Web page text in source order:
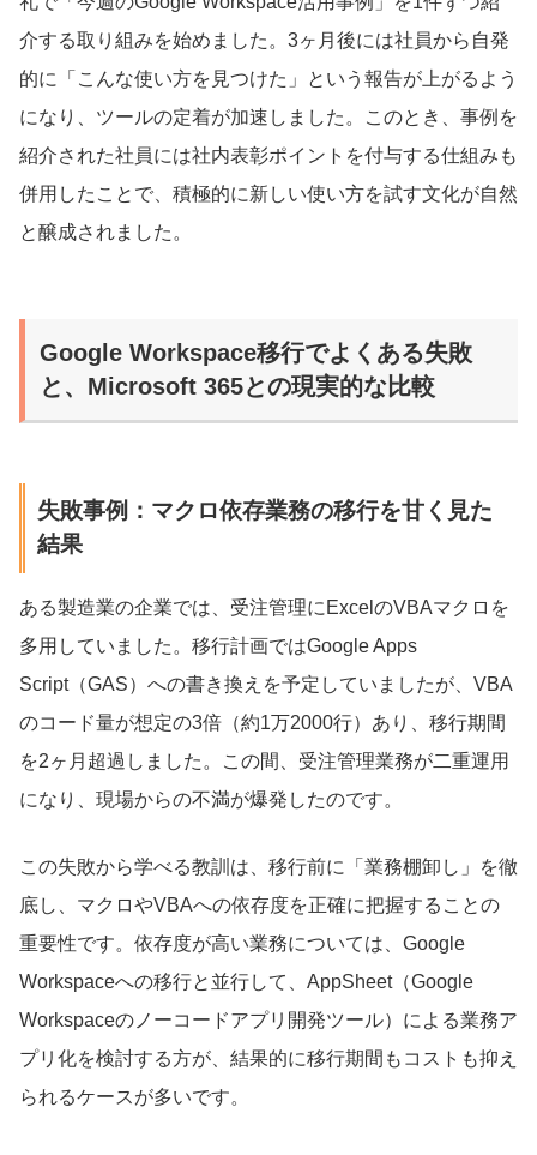
介する取り組みを始めました。3ヶ月後には社員から自発
的に「こんな使い方を見つけた」という報告が上がるよう
になり、ツールの定着が加速しました。このとき、事例を
紹介された社員には社内表彰ポイントを付与する仕組みも
併用したことで、積極的に新しい使い方を試す文化が自然
と醸成されました。
Google Workspace移行でよくある失敗
と、Microsoft 365との現実的な比較
失敗事例：マクロ依存業務の移行を甘く見た
結果
ある製造業の企業では、受注管理にExcelのVBAマクロを
多用していました。移行計画ではGoogle Apps
Script（GAS）への書き換えを予定していましたが、VBA
のコード量が想定の3倍（約1万2000行）あり、移行期間
を2ヶ月超過しました。この間、受注管理業務が二重運用
になり、現場からの不満が爆発したのです。
この失敗から学べる教訓は、移行前に「業務棚卸し」を徹
底し、マクロやVBAへの依存度を正確に把握することの
重要性です。依存度が高い業務については、Google
Workspaceへの移行と並行して、AppSheet（Google
Workspaceのノーコードアプリ開発ツール）による業務ア
プリ化を検討する方が、結果的に移行期間もコストも抑え
られるケースが多いです。